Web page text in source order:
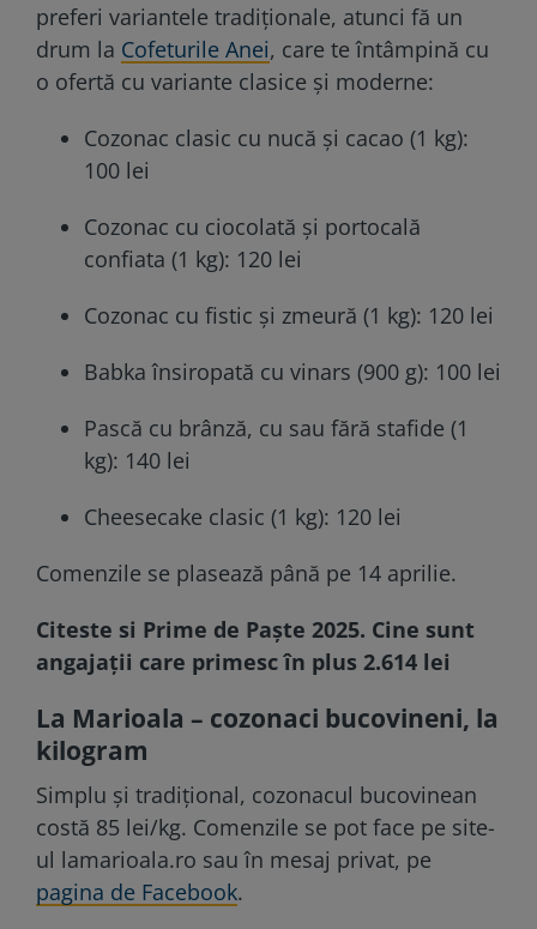
preferi variantele tradiționale, atunci fă un
drum la Cofeturile Anei, care te întâmpină cu
o ofertă cu variante clasice și moderne:
Cozonac clasic cu nucă și cacao (1 kg):
100 lei
Cozonac cu ciocolată și portocală
confiata (1 kg): 120 lei
Cozonac cu fistic și zmeură (1 kg): 120 lei
Babka însiropată cu vinars (900 g): 100 lei
Pască cu brânză, cu sau fără stafide (1
kg): 140 lei
Cheesecake clasic (1 kg): 120 lei
Comenzile se plasează până pe 14 aprilie.
Citeste si Prime de Paște 2025. Cine sunt
angajații care primesc în plus 2.614 lei
La Marioala – cozonaci bucovineni, la
kilogram
Simplu și tradițional, cozonacul bucovinean
costă 85 lei/kg. Comenzile se pot face pe site-
ul lamarioala.ro sau în mesaj privat, pe
pagina de Facebook.